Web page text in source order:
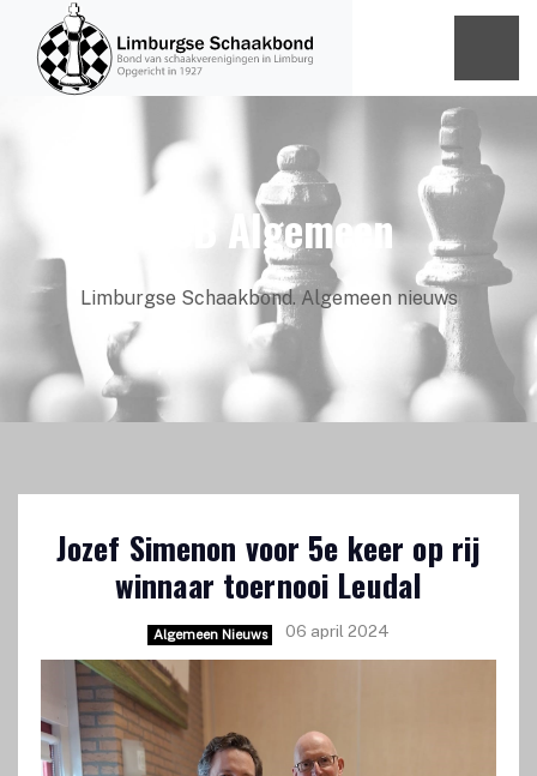
LiSB Algemeen
Limburgse Schaakbond. Algemeen nieuws
Jozef Simenon voor 5e keer op rij
winnaar toernooi Leudal
Algemeen Nieuws 06 april 2024